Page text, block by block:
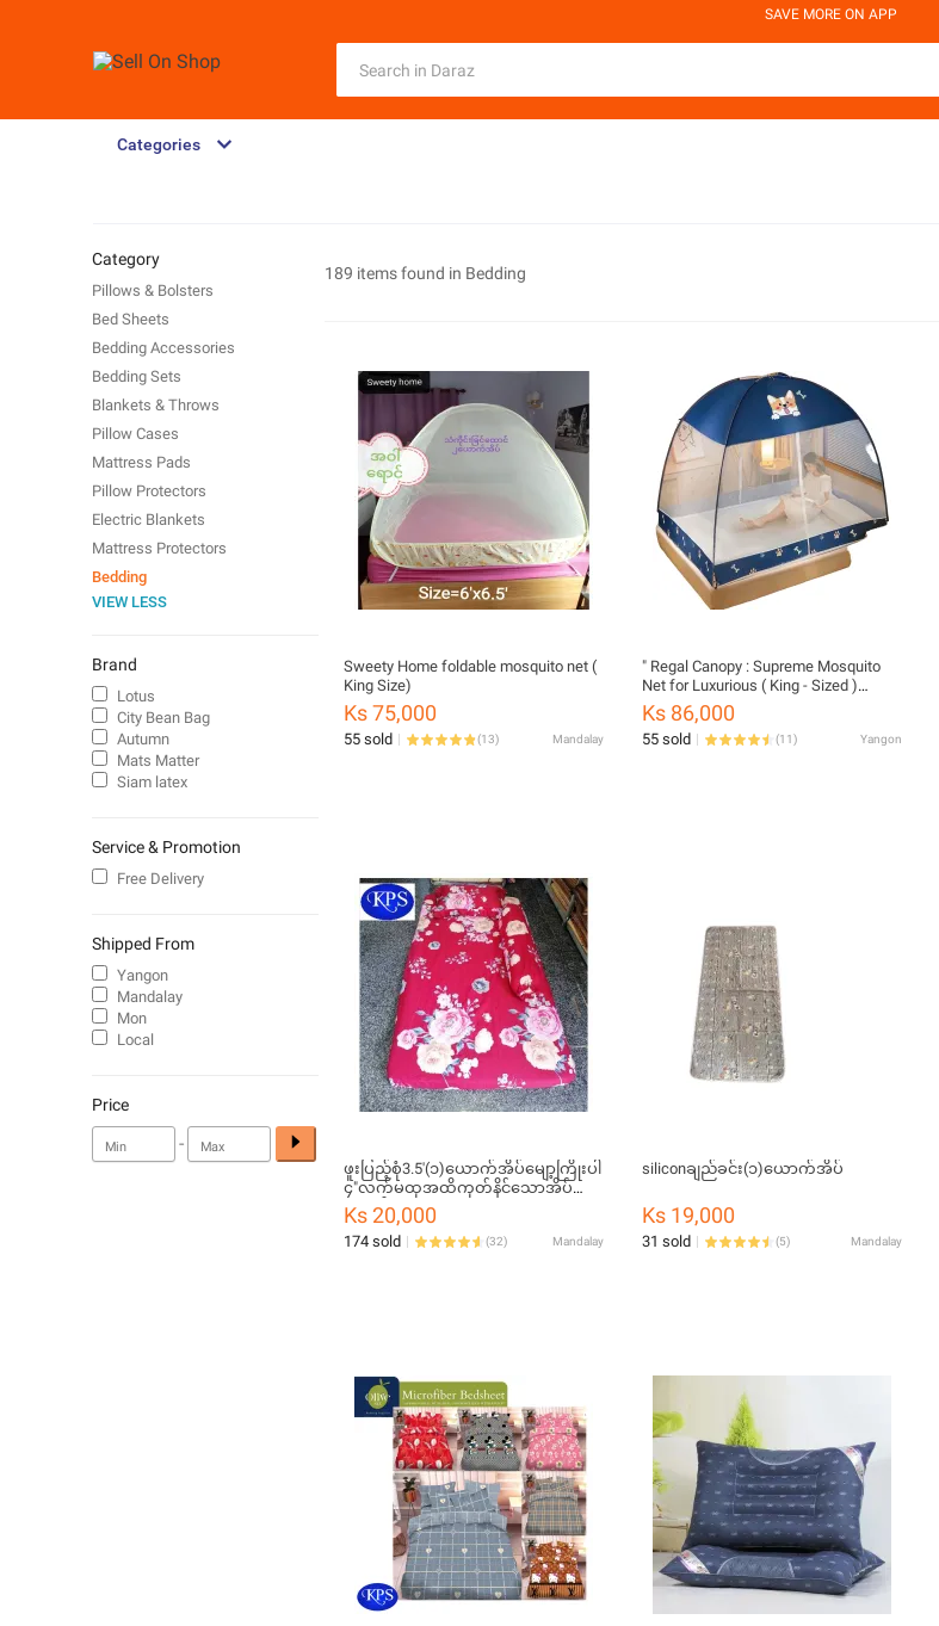
SAVE MORE ON APP
Categories
189 items found in Bedding
Sweety Home foldable mosquito net (
King Size)
Ks 75,000
55 sold (13) Mandalay
" Regal Canopy : Supreme Mosquito
Net for Luxurious ( King - Sized )
Comfort and Pest-Free Slumber "
Ks 86,000
55 sold (11) Yangon
ဖူးပြည့်စုံ3.5'(၁)ယောက်အိပ်‌မျော့ကြိုးပါ
၄"လက်မထုအထိကုတ်နိင်သောအိပ်
ယာခင်း
Ks 20,000
174 sold (32) Mandalay
siliconချည်ခင်း(၁)ယောက်အိပ်
Ks 19,000
31 sold (5) Mandalay
Category
Pillows & Bolsters
Bed Sheets
Bedding Accessories
Bedding Sets
Blankets & Throws
Pillow Cases
Mattress Pads
Pillow Protectors
Electric Blankets
Mattress Protectors
Bedding
VIEW LESS
Brand
Lotus
City Bean Bag
Autumn
Mats Matter
Siam latex
Service & Promotion
Free Delivery
Shipped From
Yangon
Mandalay
Mon
Local
Price
-